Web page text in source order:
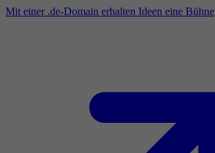
Mit einer .de-Domain erhalten Ideen eine Bühne